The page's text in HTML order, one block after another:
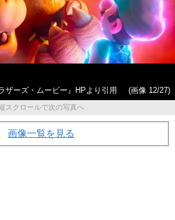
ザーズ・ムービー』HPより引用
(画像 12/27)
スクロールで次の写真へ
画像一覧を見る